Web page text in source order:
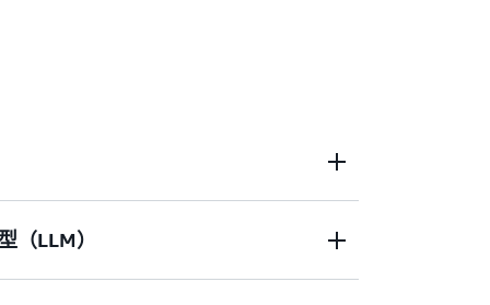
环境和本地环境中的应用程序运行，加速
（LLM）